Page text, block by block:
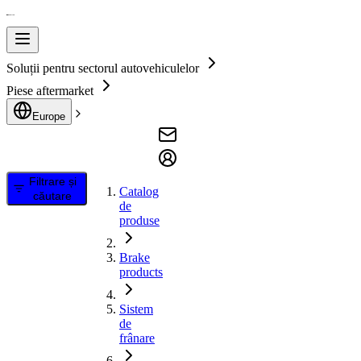
Soluții pentru sectorul autovehiculelor
Piese aftermarket
Europe
Filtrare și
căutare
Catalog
de
produse
Brake
products
Sistem
de
frânare